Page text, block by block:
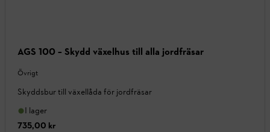
AGS 100 – Skydd växelhus till alla jordfräsar
Övrigt
Skyddsbur till växellåda för jordfräsar
I lager
735,00 kr